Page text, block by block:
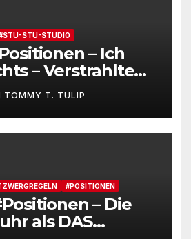
STU-STUDIO
– Ich
– Verstrahlte
verstrahlte
verstrahltes
auf Social
TOMMY T. TULIP
#POSITIONEN
– Die
als DAS